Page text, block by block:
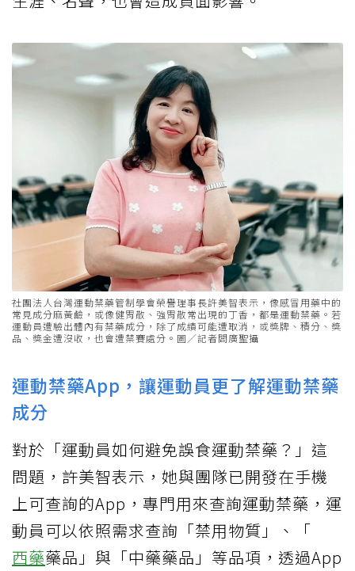
社團法人台灣運動禁藥管制學會榮譽理事長許美智表示，像感冒用藥中的
常見成分麻黃鹼，或像健胃散、強胃散常出現的丁香，都是運動禁藥。若
運動員遭驗出體內有禁藥成分，除了成績可能遭取消，或獎牌、積分、獎
品、獎金遭沒收，也會遭禁賽處分。圖／記者閻廣聖攝
運動禁藥App，讓運動員更了解運動禁藥
成分
對於「運動員如何避免誤食運動禁藥？」這
問題，許美智表示，她與團隊已開發在手機
上可查詢的App，專門用來查詢運動禁藥，運
動員可以依照需求查詢「禁用物質」、「
西藥藥品」與「中藥藥品」等品項，透過App